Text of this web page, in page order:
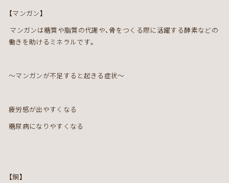
【マンガン】
マンガンは糖質や脂質の代謝や、骨をつくる際に活躍する酵素などの
働きを助けるミネラルです。
～マンガンが不足すると起きる症状～
疲労感が出やすくなる
糖尿病になりやすくなる
【銅】